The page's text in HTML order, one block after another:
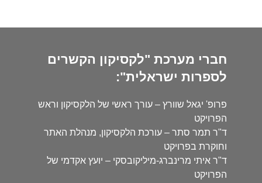
חברי מערכת "לקסיקון הקשרים
לספרות ישראלית":
פרופ' יגאל שוורץ – עורך ראשי של הלקסיקון וראש
הפרויקט
ד"ר תמר סתר – עורכת הלקסיקון, מנהלת האתר
וחוקרת בפרויקט
ד"ר איתי מרינברג-מיליקובסקי – יועץ אקדמי של
הפרויקט